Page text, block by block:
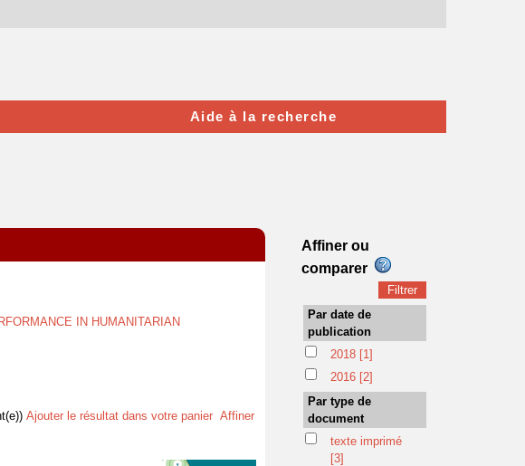
IN HUMANITARIAN
Ajouter le résultat dans votre panier Affiner
Aide à la recherche
Affiner ou
comparer
Par date de
publication
2018 [1]
2016 [2]
Par type de
document
texte imprimé
[3]